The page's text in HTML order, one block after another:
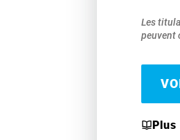
Les
peuvent